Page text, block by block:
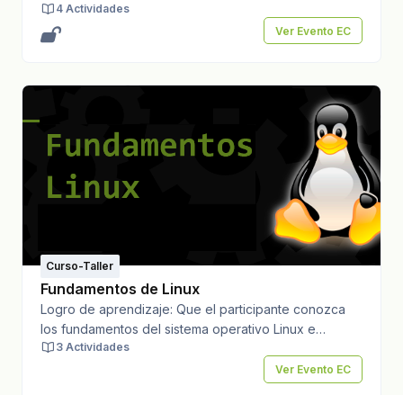
como estrategia de comunicación, utilizando de
manera efectiva la voz, la música y los efectos
y creativos.Número ideal de asistentes: 15Costo
propuesto para el asistente: $1200.00 general;
$1000.00 universitarios, FEC y FEUCTotal de horas: 10
horasTotal de créditos: N/APeríodo o Fecha del
evento: 5, 6, 12 , 13 y 19 de marzo de 2026Lugar del
evento: Dirección General de Radio
UniversitariaDatos de contacto: Tel: 312 155 4498
4 Actividades
Ver Evento EC
Curso-Taller
Fundamentos de Linux
Logro de aprendizaje: Que el participante conozca
los fundamentos del sistema operativo Linux e
implemente los comandos de Linux para trabajar con
texto, hacer scripts, administración de usuarios,
seguridad de archivos, y configuración de
3 Actividades
Ver Evento EC